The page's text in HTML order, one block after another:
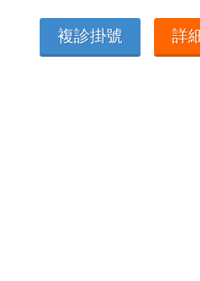
複診掛號 詳